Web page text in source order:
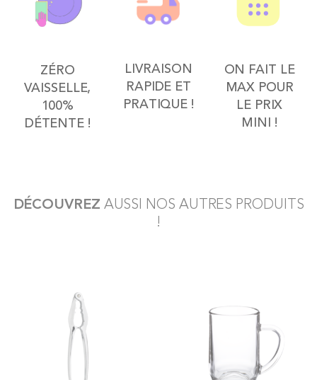
ZÉRO
VAISSELLE,
100%
DÉTENTE !
LIVRAISON
RAPIDE ET
PRATIQUE !
ON FAIT LE
MAX POUR
LE PRIX
MINI !
DÉCOUVREZAUSSI NOS AUTRES PRODUITS
!